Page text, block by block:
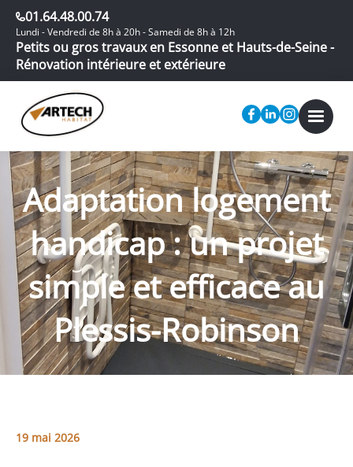
01.64.48.00.74
Lundi - Vendredi de 8h à 20h - Samedi de 8h à 12h
Petits ou gros travaux en Essonne et Hauts-de-Seine -
Rénovation intérieure et extérieure
Adaptation logement
handicap : un projet
simple et efficace au
Plessis-Robinson
19 mai 2026